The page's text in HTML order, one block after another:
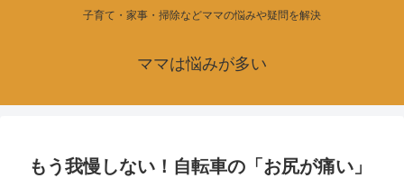
子育て・家事・掃除などママの悩みや疑問を解決
ママは悩みが多い
もう我慢しない！自転車の「お尻が痛い」